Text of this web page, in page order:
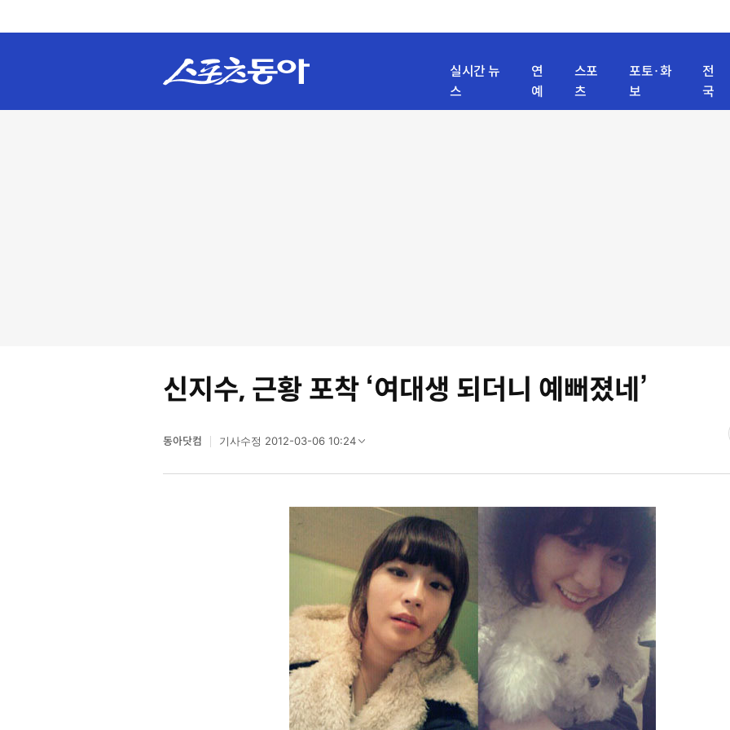
실시간 뉴
스
연
예
스포
츠
포토·화
보
전
국
신지수, 근황 포착 ‘여대생 되더니 예뻐졌네’
동아닷컴 기사수정 2012-03-06 10:24